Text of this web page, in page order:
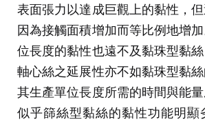
表面張力以達成巨觀上的黏性，
因為接觸面積增加而等比例地增
位長度的黏性也遠不及黏珠型黏
軸心絲之延展性亦不如黏珠型黏
其生產單位長度所需的時間與能
似乎篩絲型黏絲的黏性功能明顯